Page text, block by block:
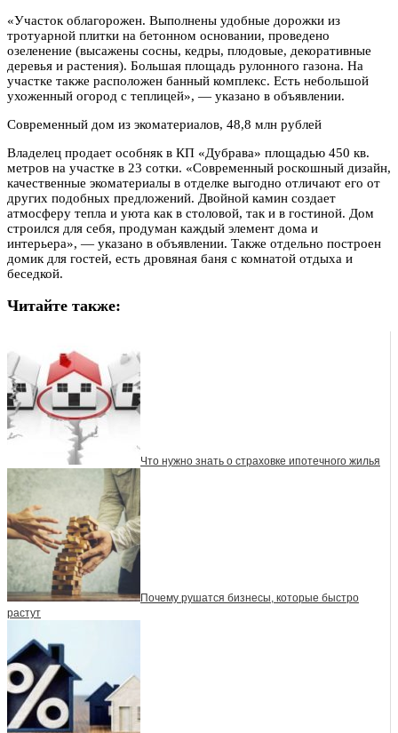
«Участок облагорожен. Выполнены удобные дорожки из
тротуарной плитки на бетонном основании, проведено
озеленение (высажены сосны, кедры, плодовые, декоративные
деревья и растения). Большая площадь рулонного газона. На
участке также расположен банный комплекс. Есть небольшой
ухоженный огород с теплицей», — указано в объявлении.
Современный дом из экоматериалов, 48,8 млн рублей
Владелец продает особняк в КП «Дубрава» площадью 450 кв.
метров на участке в 23 сотки. «Современный роскошный дизайн,
качественные экоматериалы в отделке выгодно отличают его от
других подобных предложений. Двойной камин создает
атмосферу тепла и уюта как в столовой, так и в гостиной. Дом
строился для себя, продуман каждый элемент дома и
интерьера», — указано в объявлении. Также отдельно построен
домик для гостей, есть дровяная баня с комнатой отдыха и
беседкой.
Читайте также:
Что нужно знать о страховке ипотечного жилья
Почему рушатся бизнесы, которые быстро
растут